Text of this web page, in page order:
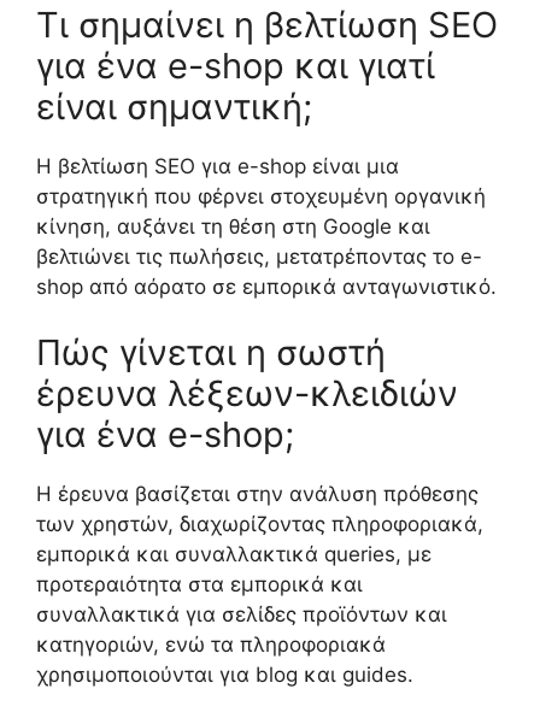
Τι σημαίνει η βελτίωση SEO
για ένα e-shop και γιατί
είναι σημαντική;
Η βελτίωση SEO για e-shop είναι μια
στρατηγική που φέρνει στοχευμένη οργανική
κίνηση, αυξάνει τη θέση στη Google και
βελτιώνει τις πωλήσεις, μετατρέποντας το e-
shop από αόρατο σε εμπορικά ανταγωνιστικό.
Πώς γίνεται η σωστή
έρευνα λέξεων-κλειδιών
για ένα e-shop;
Η έρευνα βασίζεται στην ανάλυση πρόθεσης
των χρηστών, διαχωρίζοντας πληροφοριακά,
εμπορικά και συναλλακτικά queries, με
προτεραιότητα στα εμπορικά και
συναλλακτικά για σελίδες προϊόντων και
κατηγοριών, ενώ τα πληροφοριακά
χρησιμοποιούνται για blog και guides.